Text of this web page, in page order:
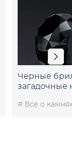
Черные
загадочные
# Все о камнях